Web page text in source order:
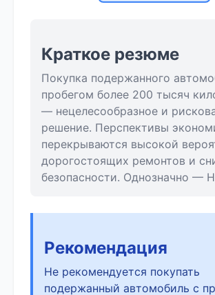
Краткое резюме
Покупка подержанного
пробегом более 200 тысяч
— нецелесообразное и
решение. Перспективы
перекрываются высокой
дорогостоящих ремонтов и
безопасности. Однозначно —
Рекомендация
Не рекомендуется покупать
подержанный автомобиль с